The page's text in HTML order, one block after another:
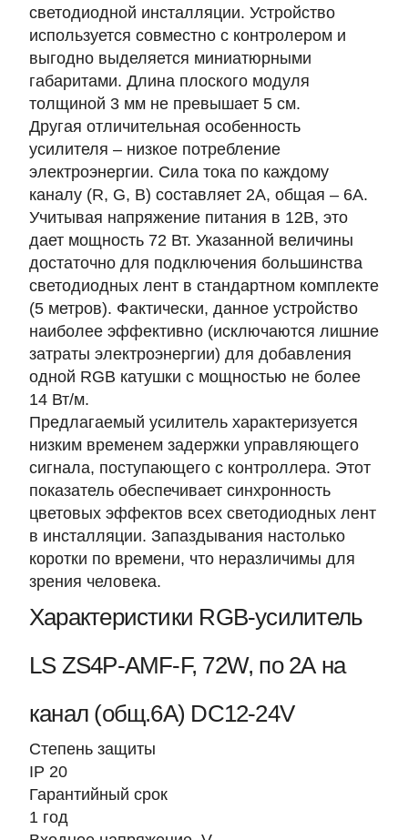
светодиодной инсталляции. Устройство
используется совместно с контролером и
выгодно выделяется миниатюрными
габаритами. Длина плоского модуля
толщиной 3 мм не превышает 5 см.
Другая отличительная особенность
усилителя – низкое потребление
электроэнергии. Сила тока по каждому
каналу (R, G, B) составляет 2А, общая – 6А.
Учитывая напряжение питания в 12В, это
дает мощность 72 Вт. Указанной величины
достаточно для подключения большинства
светодиодных лент в стандартном комплекте
(5 метров). Фактически, данное устройство
наиболее эффективно (исключаются лишние
затраты электроэнергии) для добавления
одной RGB катушки с мощностью не более
14 Вт/м.
Предлагаемый усилитель характеризуется
низким временем задержки управляющего
сигнала, поступающего с контроллера. Этот
показатель обеспечивает синхронность
цветовых эффектов всех светодиодных лент
в инсталляции. Запаздывания настолько
коротки по времени, что неразличимы для
зрения человека.
Характеристики RGB-усилитель
LS ZS4P-AMF-F, 72W, по 2А на
канал (общ.6А) DC12-24V
Степень защиты
IP 20
Гарантийный срок
1 год